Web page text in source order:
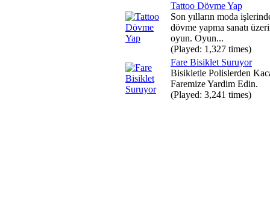
Tattoo Dövme Yap
Son yılların moda
dövme yapma sanatı
oyun. Oyun...
(Played: 1,327 times)
Fare Bisiklet Suruyor
Bisikletle Polislerden
Faremize Yardim Edin.
(Played: 3,241 times)